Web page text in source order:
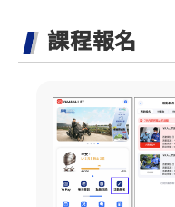
課程報名